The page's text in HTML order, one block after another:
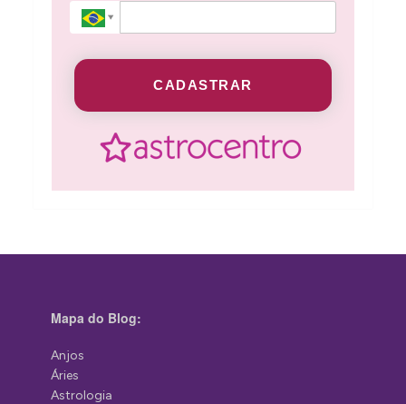
CADASTRAR
Mapa do Blog:
Anjos
Áries
Astrologia